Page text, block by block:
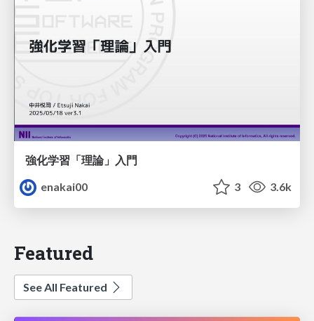
強化学習「理論」入門
enakai00
3 3.6k
Featured
See All Featured